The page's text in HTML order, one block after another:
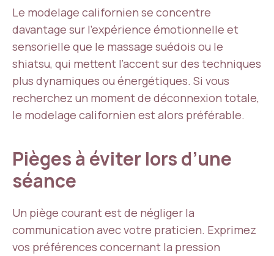
Le modelage californien se concentre
davantage sur l’expérience émotionnelle et
sensorielle que le massage suédois ou le
shiatsu, qui mettent l’accent sur des techniques
plus dynamiques ou énergétiques. Si vous
recherchez un moment de déconnexion totale,
le modelage californien est alors préférable.
Pièges à éviter lors d’une
séance
Un piège courant est de négliger la
communication avec votre praticien. Exprimez
vos préférences concernant la pression